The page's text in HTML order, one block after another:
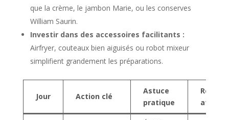
que la crème, le jambon Marie, ou les conserves
William Saurin.
Investir dans des accessoires facilitants :
Airfryer, couteaux bien aiguisés ou robot mixeur
simplifient grandement les préparations.
Jour Action clé
Astuce
pratique